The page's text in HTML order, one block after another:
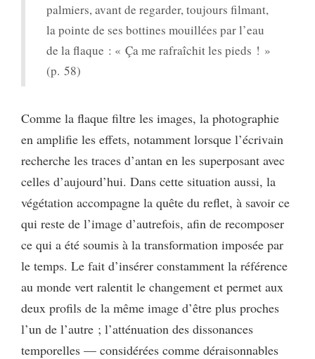
palmiers, avant de regarder, toujours filmant,
la pointe de ses bottines mouillées par l’eau
de la flaque : « Ça me rafraîchit les pieds ! »
(p. 58)
Comme la flaque filtre les images, la photographie
en amplifie les effets, notamment lorsque l’écrivain
recherche les traces d’antan en les superposant avec
celles d’aujourd’hui. Dans cette situation aussi, la
végétation accompagne la quête du reflet, à savoir ce
qui reste de l’image d’autrefois, afin de recomposer
ce qui a été soumis à la transformation imposée par
le temps. Le fait d’insérer constamment la référence
au monde vert ralentit le changement et permet aux
deux profils de la même image d’être plus proches
l’un de l’autre ; l’atténuation des dissonances
temporelles — considérées comme déraisonnables